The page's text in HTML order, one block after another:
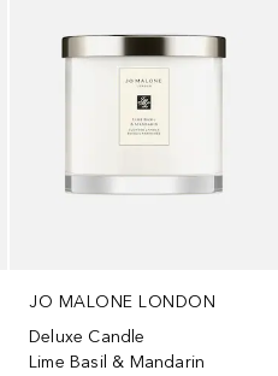
JO MALONE LONDON
Deluxe Candle
Lime Basil & Mandarin